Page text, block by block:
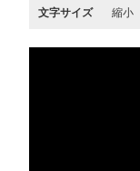
文字サイズ 縮小